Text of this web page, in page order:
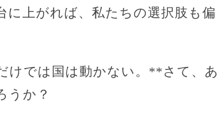
に上がれば、私たちの選択肢も偏
けでは国は動かない。**さて、あ
うか？